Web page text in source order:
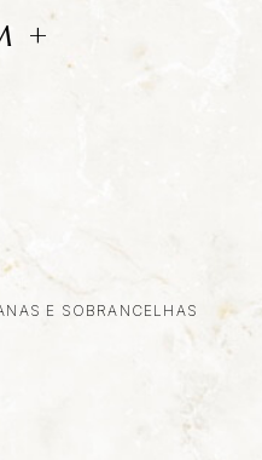
+
E SOBRANCELHAS